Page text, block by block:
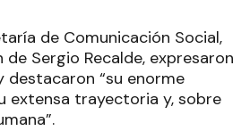
de Comunicación Social,
Sergio Recalde, expresaron
destacaron “su enorme
extensa trayectoria y, sobre